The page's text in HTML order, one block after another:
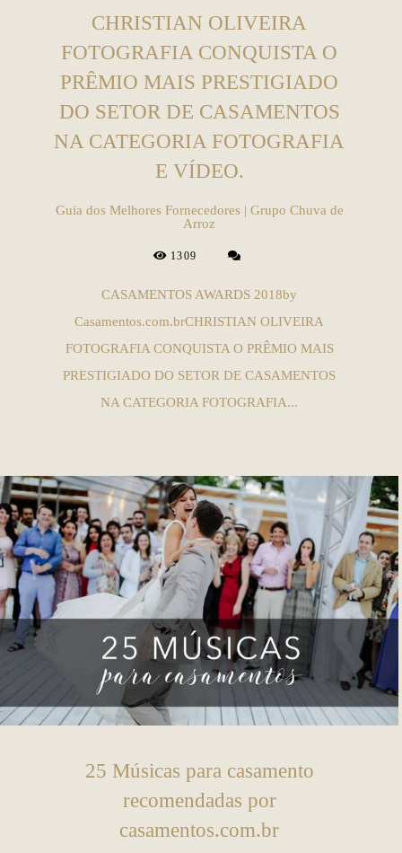
CHRISTIAN OLIVEIRA
FOTOGRAFIA CONQUISTA O
PRÊMIO MAIS PRESTIGIADO
DO SETOR DE CASAMENTOS
NA CATEGORIA FOTOGRAFIA
E VÍDEO.
Guia dos Melhores Fornecedores | Grupo Chuva de
Arroz
1309
CASAMENTOS AWARDS 2018by
Casamentos.com.brCHRISTIAN OLIVEIRA
FOTOGRAFIA CONQUISTA O PRÊMIO MAIS
PRESTIGIADO DO SETOR DE CASAMENTOS
NA CATEGORIA FOTOGRAFIA...
25 Músicas para casamento
recomendadas por
casamentos.com.br